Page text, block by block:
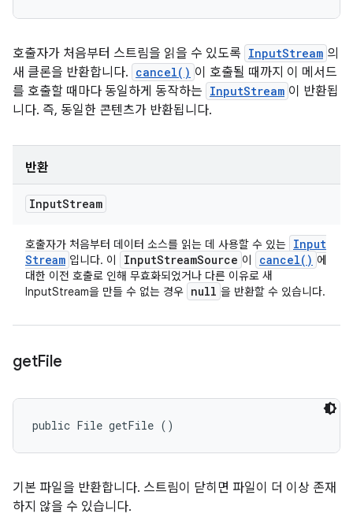
호출자가 처음부터 스트림을 읽을 수 있도록 InputStream 의
새 클론을 반환합니다. cancel() 이 호출될 때까지 이 메서드
를 호출할 때마다 동일하게 동작하는 InputStream 이 반환됩
니다. 즉, 동일한 콘텐츠가 반환됩니다.
반환
InputStream
호출자가 처음부터 데이터 소스를 읽는 데 사용할 수 있는 Input
Stream 입니다. 이 InputStreamSource 이 cancel( ) 에
대한 이전 호출로 인해 무효화되었거나 다른 이유로 새
InputStream을 만들 수 없는 경우 null 을 반환할 수 있습니다.
getFile
public File getFile ()
기본 파일을 반환합니다. 스트림이 닫히면 파일이 더 이상 존재
하지 않을 수 있습니다.